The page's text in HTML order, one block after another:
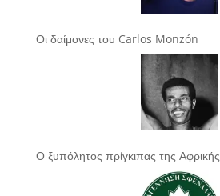
Οι δαίμονες του Carlos Monzón
Ο ξυπόλητος πρίγκιπας της Αφρικής